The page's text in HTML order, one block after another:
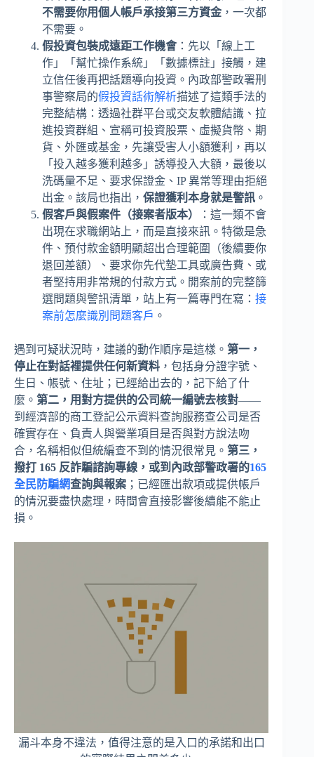
不需要你用個人帳戶承接第三方資金 ，一次都
不需要。
假投資包裝成遠距工作機會：先以「線上工
作」「幫忙操作系統」「數據標註」接觸，建
立信任後再把話題導向投資。內政部警政署刑
事警察局的假投資話術解析描述了這類手法的
完整結構：透過社群平台或交友軟體結識、拉
進投資群組、宣稱可投資股票、虛擬貨幣、期
貨、外匯或基金，先讓受害人小額獲利，再以
「投入越多獲利越多」誘導投入大額，最後以
洗碼量不足、要求保證金、IP 異常等理由拒絕
出金。該局也指出， 保證獲利本身就是警訊 。
假客戶與假案件（接案者版本）
：這一類不會
出現在求職網站上，而是直接來訊。特徵是急
件、預付款金額明顯超出合理範圍（後續要你
退回差額）、要求你先代墊工具或廣告費、或
者堅持用非常規的付款方式。開案前的完整篩
選問題與警訊清單，站上有一篇專門在寫： 接
案前怎麼識別問題客戶 。
遇到可疑狀況時，建議的動作順序是這樣。 第一，
停止在對話裡提供任何新資料 ，包括身分證字號、
生日、帳號、住址；已經給出去的，記下給了什
麼。 第二，用對方提供的公司統一編號去核對——
到經濟部的商工登記公示資料查詢服務查公司是否
確實存在、負責人與營業項目是否與對方說法吻
合，名稱相似但統編查不到的情況很常見。 第三，
撥打 165 反詐騙諮詢專線，或到內政部警政署的165
全民防騙網查詢與報案 ；已經匯出款項或提供帳戶
的情況要盡快處理，時間會直接影響後續能不能止
損。
漏斗本身不違法，值得注意的是入口的承諾和出口